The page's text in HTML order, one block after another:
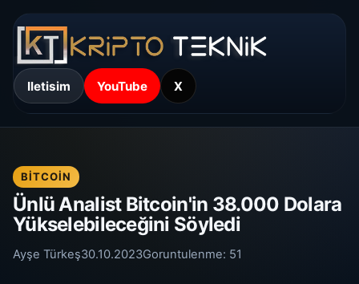
Iletisim YouTube X
BITCOIN
Ünlü Analist Bitcoin'in 38.000 Dolara
Yükselebileceğini Söyledi
Ayşe Türkeş30.10.2023Goruntulenme: 51